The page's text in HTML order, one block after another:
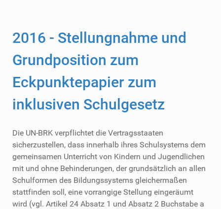
2016 - Stellungnahme und
Grundposition zum
Eckpunktepapier zum
inklusiven Schulgesetz
Die UN-BRK verpflichtet die Vertragsstaaten
sicherzustellen, dass innerhalb ihres Schulsystems dem
gemeinsamen Unterricht von Kindern und Jugendlichen
mit und ohne Behinderungen, der grundsätzlich an allen
Schulformen des Bildungssystems gleichermaßen
stattfinden soll, eine vorrangige Stellung eingeräumt
wird (vgl. Artikel 24 Absatz 1 und Absatz 2 Buchstabe a